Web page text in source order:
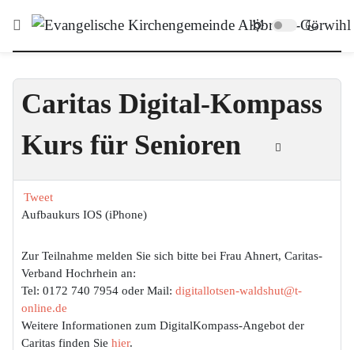
Caritas Digital-Kompass
Kurs für Senioren
Tweet
Aufbaukurs IOS (iPhone)
Zur Teilnahme melden Sie sich bitte bei Frau Ahnert, Caritas-
Verband Hochrhein an:
Tel: 0172 740 7954 oder Mail: digitallotsen-waldshut@t-
online.de
Weitere Informationen zum DigitalKompass-Angebot der
Caritas finden Sie hier.